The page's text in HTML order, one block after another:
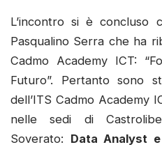
L’incontro si è concluso
Pasqualino Serra che ha
Cadmo Academy ICT:
Futuro”. Pertanto sono
dell’ITS Cadmo Academy
nelle sedi di
Soverato: Data Analyst